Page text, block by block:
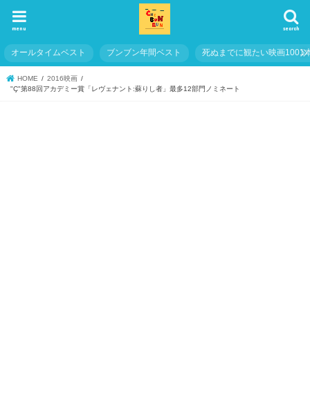
search
menu
オールタイムベスト ブンブン年間ベスト 死ぬまでに観たい映画1001
HOME
2016映画
"Ç"第88回アカデミー賞「レヴェナント:蘇りし者」最多12部門ノミネート